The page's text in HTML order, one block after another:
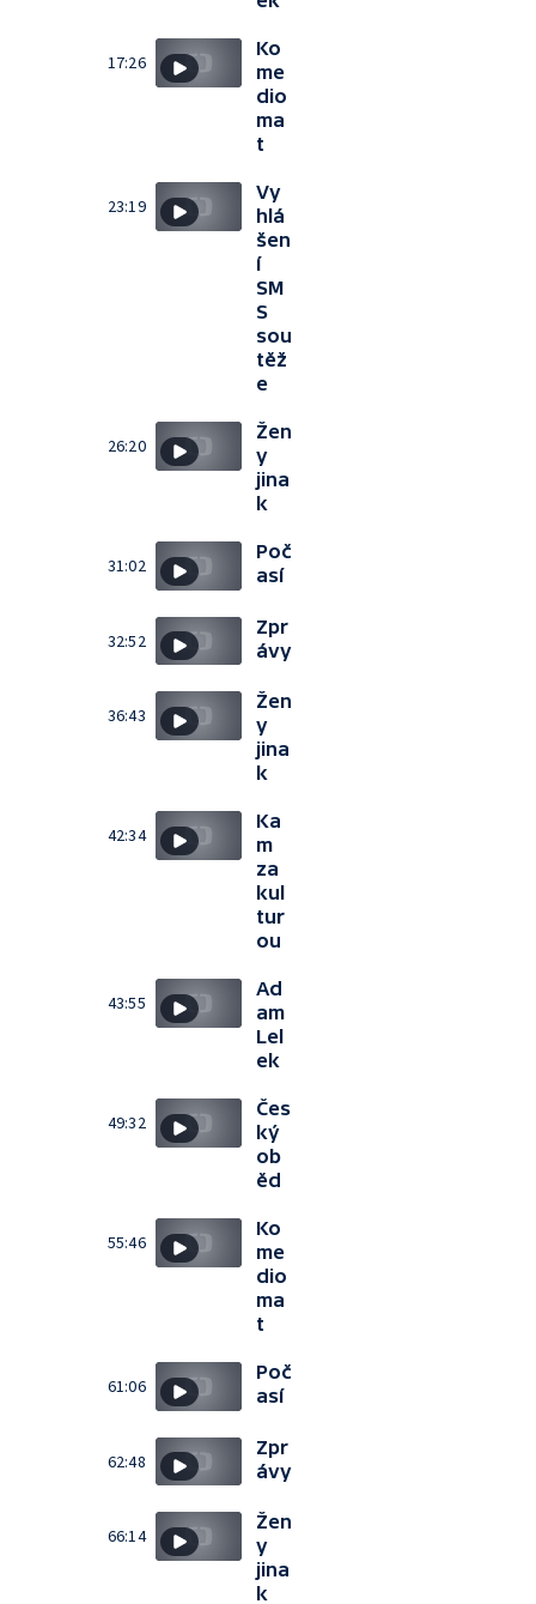
17:26
Ko
me
dio
ma
t
23:19
Vy
hlá
šen
í
SM
S
sou
těž
e
26:20
Žen
y
jina
k
31:02
Poč
así
32:52
Zpr
ávy
36:43
Žen
y
jina
k
42:34
Ka
m
za
kul
tur
ou
43:55
Ad
am
Lel
ek
49:32
Čes
ký
ob
ěd
55:46
Ko
me
dio
ma
t
61:06
Poč
así
62:48
Zpr
ávy
66:14
Žen
y
jina
k